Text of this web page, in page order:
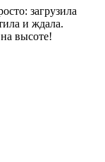
загрузила
и ждала.
высоте!